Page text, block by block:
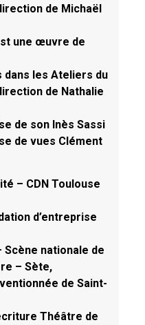
de Michaël
une œuvre de
dans les Ateliers du
de Nathalie
de son Inès Sassi
de vues Clément
– CDN Toulouse
d’entreprise
Scène nationale de
– Sète,
de Saint-
Théâtre de